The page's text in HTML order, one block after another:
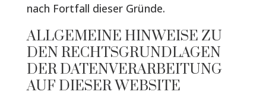
nach Fortfall dieser Gründe.
ALLGEMEINE HINWEISE ZU
DEN RECHTSGRUNDLAGEN
DER DATENVERARBEITUNG
AUF DIESER WEBSITE